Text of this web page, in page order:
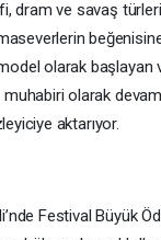
dram ve savaş
olarak başlayan
muhabiri olarak
aktarıyor.
Festival Büyük